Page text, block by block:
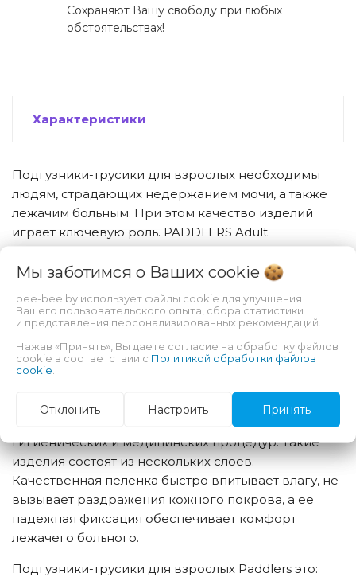
Сохраняют Вашу свободу при любых
обстоятельствах!
Характеристики
Подгузники-трусики для взрослых необходимы
людям, страдающих недержанием мочи, а также
лежачим больным. При этом качество изделий
играет ключевую роль. PADDLERS Adult
предлагает один из лучших вариантов на
современном рынке. Наружный слой состоит из
дает размножаться бактериям, минимизирует риск
пролежней. Благодаря эластичной резинке
обеспечивается максимальное прилегание к телу,
подгузники надежно защищают от протекания
необходимы в уходе за людьми, которые не встают
с постели. Также они требуются при ряде
гигиенических и медицинских процедур. Такие
изделия состоят из нескольких слоев.
Качественная пеленка быстро впитывает влагу, не
вызывает раздражения кожного покрова, а ее
надежная фиксация обеспечивает комфорт
лежачего больного.
Подгузники-трусики для взрослых Paddlers это:
Мы заботимся о Ваших cookie
bee-bee.by использует файлы cookie для улучшения
Вашего пользовательского опыта, сбора статистики
и представления персонализированных рекомендаций.
Нажав «Принять», Вы даете согласие на обработку файлов
cookie в соответствии с Политикой обработки файлов
cookie
Отклонить Настроить Принять